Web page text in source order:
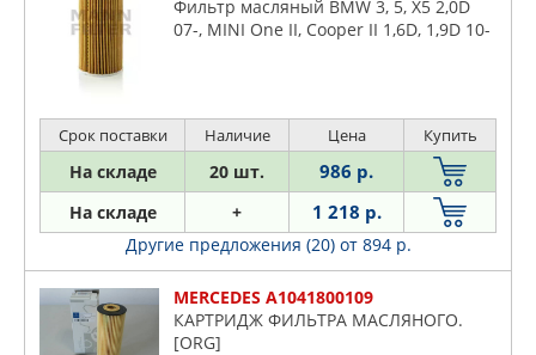
Фильтр масляный BMW 3, 5, X5 2,0D
07-, MINI One II, Cooper II 1,6D, 1,9D 10-
Срок поставки Наличие Цена Купить
На складе 20 шт. 986 р.
На складе + 1 218 р.
Другие предложения (20) от 894 р.
MERCEDES A1041800109
КАРТРИДЖ ФИЛЬТРА МАСЛЯНОГО.
[ORG]